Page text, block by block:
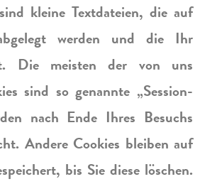
kleine Textdateien, die auf
werden und die Ihr
Die meisten der von uns
sind so genannte „Session-
nach Ende Ihres Besuchs
Andere Cookies bleiben auf
bis Sie diese löschen.